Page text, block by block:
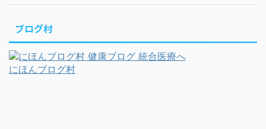
ブログ村
にほんブログ村